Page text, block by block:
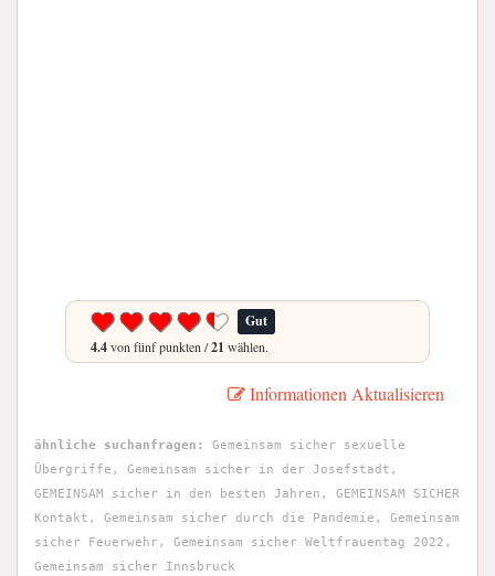
Gut
4.4von fünf punkten /21 wählen.
Informationen Aktualisieren
ähnliche suchanfragen:
Gemeinsam sicher sexuelle
Übergriffe, Gemeinsam sicher in der Josefstadt,
GEMEINSAM sicher in den besten Jahren, GEMEINSAM SICHER
Kontakt, Gemeinsam sicher durch die Pandemie, Gemeinsam
sicher Feuerwehr, Gemeinsam sicher Weltfrauentag 2022,
Gemeinsam sicher Innsbruck